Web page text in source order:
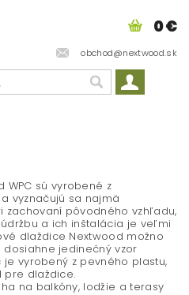
obchod@nextwood.sk
0 €
sú vyrobené z
vyznačujú sa najmä
pôvodného vzhľadu,
a ich inštalácia je veľmi
dlaždice Nextwood možno
jedinečný vzor
vyrobený z pevného plastu,
pre dlaždice.
na balkóny, lodžie a terasy